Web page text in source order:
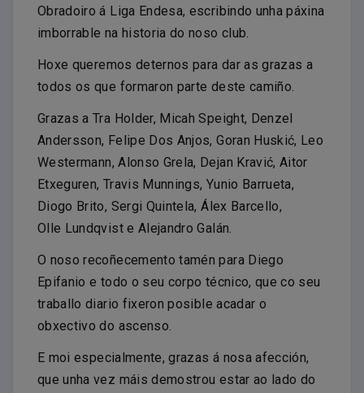
Obradoiro á Liga Endesa, escribindo unha páxina
imborrable na historia do noso club.
Hoxe queremos deternos para dar as grazas a
todos os que formaron parte deste camiño.
Grazas a Tra Holder, Micah Speight, Denzel
Andersson, Felipe Dos Anjos, Goran Huskić, Leo
Westermann, Alonso Grela, Dejan Kravić, Aitor
Etxeguren, Travis Munnings, Yunio Barrueta,
Diogo Brito, Sergi Quintela, Álex Barcello,
Olle Lundqvist e Alejandro Galán.
O noso recoñecemento tamén para Diego
Epifanio e todo o seu corpo técnico, que co seu
traballo diario fixeron posible acadar o
obxectivo do ascenso.
E moi especialmente, grazas á nosa afección,
que unha vez máis demostrou estar ao lado do